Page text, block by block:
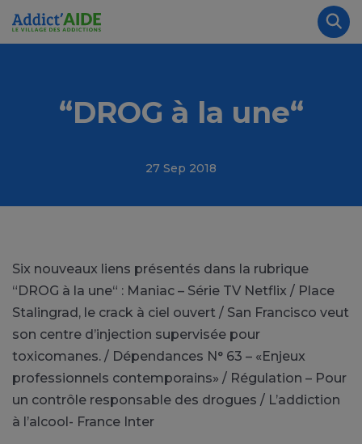
Aller au contenu principal
“DROG à la une“
27 Sep 2018
Six nouveaux liens présentés dans la rubrique
“DROG à la une“ : Maniac – Série TV Netflix / Place
Stalingrad, le crack à ciel ouvert / San Francisco veut
son centre d’injection supervisée pour
toxicomanes. / Dépendances N° 63 – «Enjeux
professionnels contemporains» / Régulation – Pour
un contrôle responsable des drogues / L’addiction
à l’alcool- France Inter
Panneau de gestion des cookies